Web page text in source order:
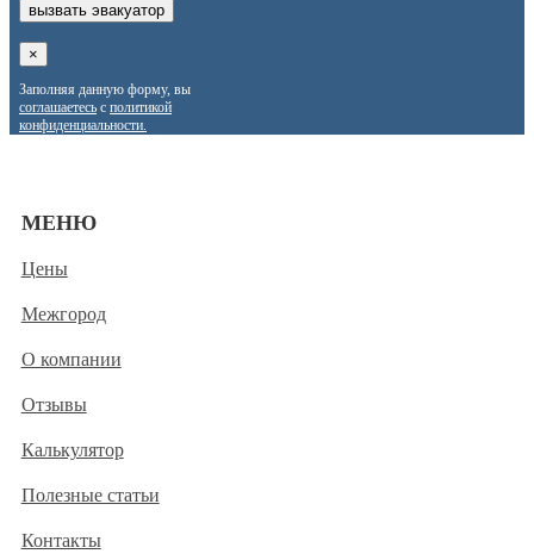
×
Заполняя данную форму, вы
соглашаетесь с политикой
конфиденциальности.
МЕНЮ
Цены
Межгород
О компании
Отзывы
Калькулятор
Полезные статьи
Контакты